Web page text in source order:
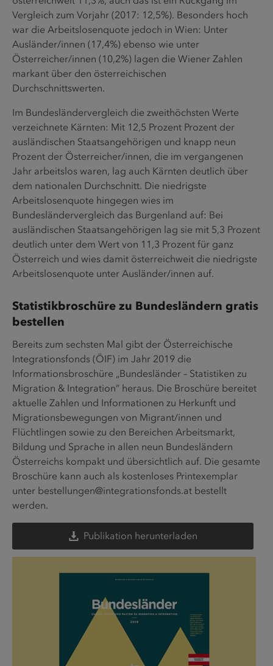
Vergleich zum Vorjahr (2017: 12,5%). Besonders hoch
war die Arbeitslosenquote jedoch in Wien: Unter
Ausländer/innen (17,4%) ebenso wie unter
Österreicher/innen (10,2%) lagen die Wiener Zahlen
markant über den österreichischen
Durchschnittswerten.
Im Bundesländervergleich die zweithöchsten Werte
verzeichnete Kärnten: Mit 12,5 Prozent Prozent der
ausländischen Staatsangehörigen und knapp neun
Prozent der Österreicher/innen, die im vergangenen
Jahr arbeitslos waren, lag auch Kärnten deutlich über
dem nationalen Durchschnitt. Die niedrigste
Arbeitslosenquote hingegen wies im
Bundesländervergleich das Burgenland auf: Bei
ausländischen Staatsangehörigen lag sie mit 5,3 Prozent
deutlich unter dem Wert von 11,3 Prozent für ganz
Österreich und wies damit österreichweit die niedrigste
Arbeitslosenquote unter Ausländer/innen auf.
Statistikbroschüre zu Bundesländern gratis
bestellen
Bereits zum sechsten Mal gibt der Österreichische
Integrationsfonds (ÖIF) im Jahr 2019 die
Informationsbroschüre „Bundesländer – Statistiken zu
Migration & Integration“ heraus. Die Broschüre bereitet
aktuelle Zahlen und Informationen zu Herkunft und
Migrationsbewegungen von Migrant/innen und
Flüchtlingen sowie zu den Bereichen Arbeitsmarkt,
Bildung und Sprache in allen neun Bundesländern
Österreichs kompakt und übersichtlich auf. Die gesamte
Broschüre kann auch als kostenloses Printexemplar
unter bestellungen@integrationsfonds.at bestellt
werden.
Publikation herunterladen